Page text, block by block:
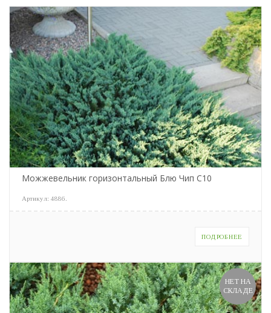
Можжевельник горизонтальный Блю Чип С10
Артикул: 4886
ПОДРОБНЕЕ
НЕТ НА
СКЛАДЕ